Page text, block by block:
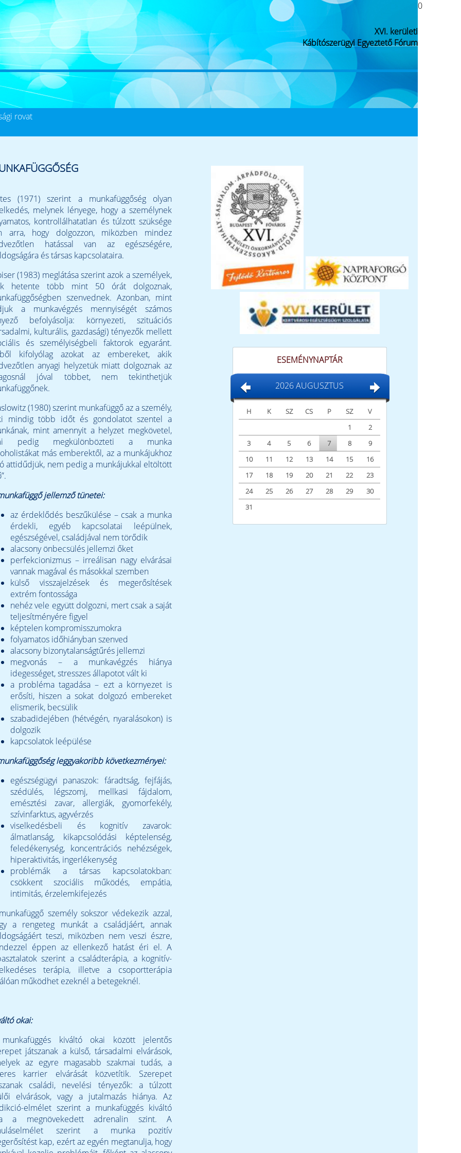
XVI. kerületi
Kábítószerügyi Egyeztető Fórum
rovat
(1971) szerint a munkafüggőség olyan
melynek lényege, hogy a személynek
kontrollálhatatlan és túlzott szüksége
arra, hogy dolgozzon, miközben mindez
hatással van az egészségére,
és társas kapcsolataira.
(1983) meglátása szerint azok a személyek,
hetente több mint 50 órát dolgoznak,
szenvednek. Azonban, mint
a munkavégzés mennyiségét számos
befolyásolja: környezeti, szituációs
kulturális, gazdasági) tényezők mellett
és személyiségbeli faktorok egyaránt.
kifolyólag azokat az embereket, akik
anyagi helyzetük miatt dolgoznak az
jóval többet, nem tekinthetjük
(1980) szerint munkafüggő az a személy,
mindig több időt és gondolatot szentel a
mint amennyit a helyzet megkövetel,
pedig megkülönbözteti a munka
más emberektől, az a munkájukhoz
attidűdjük, nem pedig a munkájukkal eltöltött
jellemző tünetei:
az érdeklődés beszűkülése – csak a munka
érdekli, egyéb kapcsolatai leépülnek,
egészségével, családjával nem törődik
alacsony önbecsülés jellemzi őket
perfekcionizmus – irreálisan nagy elvárásai
vannak magával és másokkal szemben
külső visszajelzések és megerősítések
extrém fontossága
nehéz vele együtt dolgozni, mert csak a saját
teljesítményére figyel
képtelen kompromisszumokra
folyamatos időhiányban szenved
alacsony bizonytalanságtűrés jellemzi
megvonás – a munkavégzés hiánya
idegességet, stresszes állapotot vált ki
a probléma tagadása – ezt a környezet is
erősíti, hiszen a sokat dolgozó embereket
elismerik, becsülik
szabadidejében (hétvégén, nyaralásokon) is
dolgozik
kapcsolatok leépülése
leggyakoribb következményei:
egészségügyi panaszok: fáradtság, fejfájás,
szédülés, légszomj, mellkasi fájdalom,
emésztési zavar, allergiák, gyomorfekély,
szívinfarktus, agyvérzés
viselkedésbeli és kognitív zavarok:
álmatlanság, kikapcsolódási képtelenség,
feledékenység, koncentrációs nehézségek,
hiperaktivitás, ingerlékenység
problémák a társas kapcsolatokban:
csökkent szociális működés, empátia,
intimitás, érzelemkifejezés
személy sokszor védekezik azzal,
a rengeteg munkát a családjáért, annak
teszi, miközben nem veszi észre,
éppen az ellenkező hatást éri el. A
szerint a családterápia, a kognitív-
terápia, illetve a csoportterápia
működhet ezeknél a betegeknél.
okai:
kiváltó okai között jelentős
játszanak a külső, társadalmi elvárások,
az egyre magasabb szakmai tudás, a
karrier elvárását közvetítik. Szerepet
családi, nevelési tényezők: a túlzott
elvárások, vagy a jutalmazás hiánya. Az
elmélet szerint a munkafüggés kiváltó
a megnövekedett adrenalin szint. A
szerint a munka pozitív
kap, ezért az egyén megtanulja, hogy
ESEMÉNYNAPTÁR
2026 AUGUSZTUS
H K SZ CS P SZ
V
1
2
3
4 5 6 7 8
9
10
11 12 13 14 15
16
17
18 19 20 21 22
23
24
25 26 27 28 29
30
31
0